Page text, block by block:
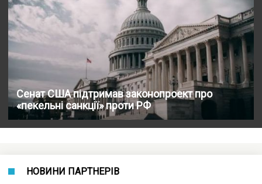
Сенат США підтримав законопроект про
«пекельні санкції» проти РФ
НОВИНИ ПАРТНЕРІВ